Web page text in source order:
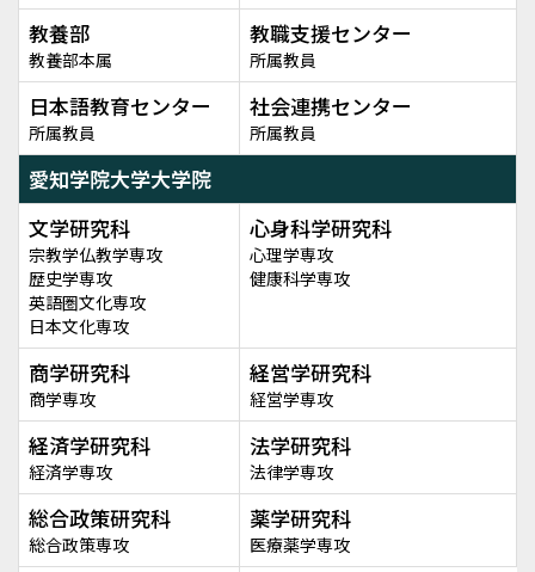
教養部
教養部本属
教職支援センター
所属教員
日本語教育センター
所属教員
社会連携センター
所属教員
愛知学院大学大学院
文学研究科
宗教学仏教学専攻
歴史学専攻
英語圏文化専攻
日本文化専攻
心身科学研究科
心理学専攻
健康科学専攻
商学研究科
商学専攻
経営学研究科
経営学専攻
経済学研究科
経済学専攻
法学研究科
法律学専攻
総合政策研究科
総合政策専攻
薬学研究科
医療薬学専攻